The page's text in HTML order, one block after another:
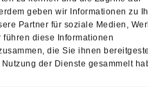
geben wir Informationen zu
Partner für soziale Medien,
diese Informationen
die Sie ihnen
der Dienste gesammelt
in Erfurt ruft
Spengler zu